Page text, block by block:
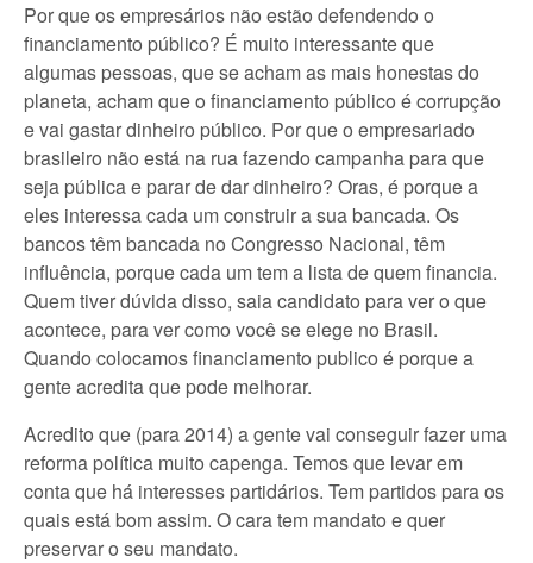
Por que os empresários não estão defendendo o
financiamento público? É muito interessante que
algumas pessoas, que se acham as mais honestas do
planeta, acham que o financiamento público é corrupção
e vai gastar dinheiro público. Por que o empresariado
brasileiro não está na rua fazendo campanha para que
seja pública e parar de dar dinheiro? Oras, é porque a
eles interessa cada um construir a sua bancada. Os
bancos têm bancada no Congresso Nacional, têm
influência, porque cada um tem a lista de quem financia.
Quem tiver dúvida disso, saia candidato para ver o que
acontece, para ver como você se elege no Brasil.
Quando colocamos financiamento publico é porque a
gente acredita que pode melhorar.
Acredito que (para 2014) a gente vai conseguir fazer uma
reforma política muito capenga. Temos que levar em
conta que há interesses partidários. Tem partidos para os
quais está bom assim. O cara tem mandato e quer
preservar o seu mandato.